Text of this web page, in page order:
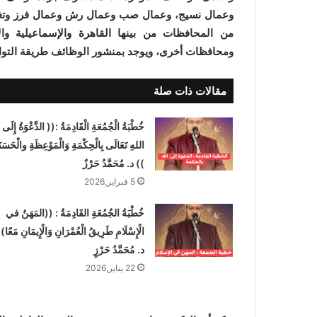
وعمال نسيج، وعمال صب وعمال رش وعمال فرز
من المحافظات من بينها القاهرة والإسماعيلية
ومحافظات أخرى، ويوجد بمنشور الوظائف طريقة
مقالات ذات صلة
خُطْبَةُ الْجُمُعَةِ الْقَادِمَةُ :(( الدَّعْوَةُ إِلَى
اللهِ تَعَالَى بِالْحِكْمَةِ وَالْمَوْعِظَةِ
)) د. مُحَمَّدُ حَرْزٌ
5 فبراير,2026
خُطْبَةُ الجُمُعَةِ القَادِمَةُ : ((المَهَنُ في
الْإِسْلَامِ طَرِيقُ الْعُمْرَانِ وَالْإِيمَانِ
د. مُحَمَّدُ حَرْزٍ
22 يناير,2026